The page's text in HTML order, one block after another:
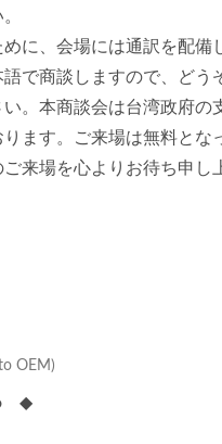
に、会場には通訳を配備
で商談しますので、どう
。本商談会は台湾政府の
ます。ご来場は無料とな
来場を心よりお待ち申し
OEM)
◆